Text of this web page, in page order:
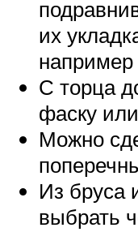
их
например
С торца
фаску
Можно
Из бруса
выбрать